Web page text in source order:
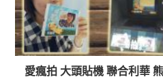
愛瘋拍 大頭貼機 聯合利華